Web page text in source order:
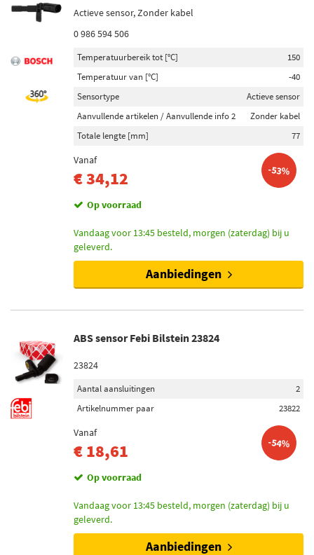
Elektronica componenten (3)
Injector reparatieset (2)
Inbouwplaats
Achteras rechts (147)
Vooras rechts (98)
Achteras (95)
Niet op voorraad (617)
Actieve sensor, Zonder kabel
0 986 594 506
Temperatuurbereik tot [°C]
150
Temperatuur van [°C]
-40
Sensortype
Actieve sensor
Aanvullende artikelen / Aanvullende info 2
Zonder kabel
Totale lengte [mm]
77
Vanaf
€ 34,12 -53%
Op voorraad
Vandaag voor 13:45 besteld, morgen (zaterdag) bij u
geleverd.
Aanbiedingen
ABS sensor Febi Bilstein 23824
23824
Aantal aansluitingen
2
Artikelnummer paar
23822
Vanaf
€ 18,61 -54%
Op voorraad
Vandaag voor 13:45 besteld, morgen (zaterdag) bij u
geleverd.
Aanbiedingen